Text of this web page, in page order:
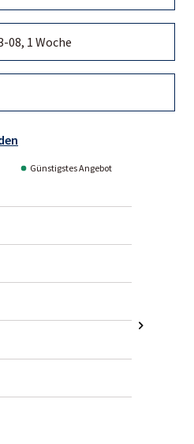
Günstigstes Angebot